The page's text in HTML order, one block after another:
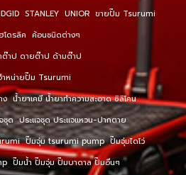
STANLEY UNIOR ขายปั๊ม Tsurumi
โดรลิค ค้อนชนิดต่างๆ
าป ดายต๊าป ด้ามต๊าป
ำหน่ายปั๊ม Tsurumi
ง น้ำยาเคมี น้ำยาทำความสะอาด ซิลิโคน
ชุด ประแจชุด ประแจแหวน-ปากตาย
ปั๊มจุ่ม tsurumi pump ปั๊มจุ่มไดโว่
ปั๊มน้ำ ปั๊มจุ่ม ปั๊มบาดาล ปั๊มอื่นๆ